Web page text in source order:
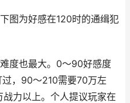
图为好感在120时的通缉犯
度也最大。0～90好感度
，90～210需要70万左
力以上。个人提议玩家在